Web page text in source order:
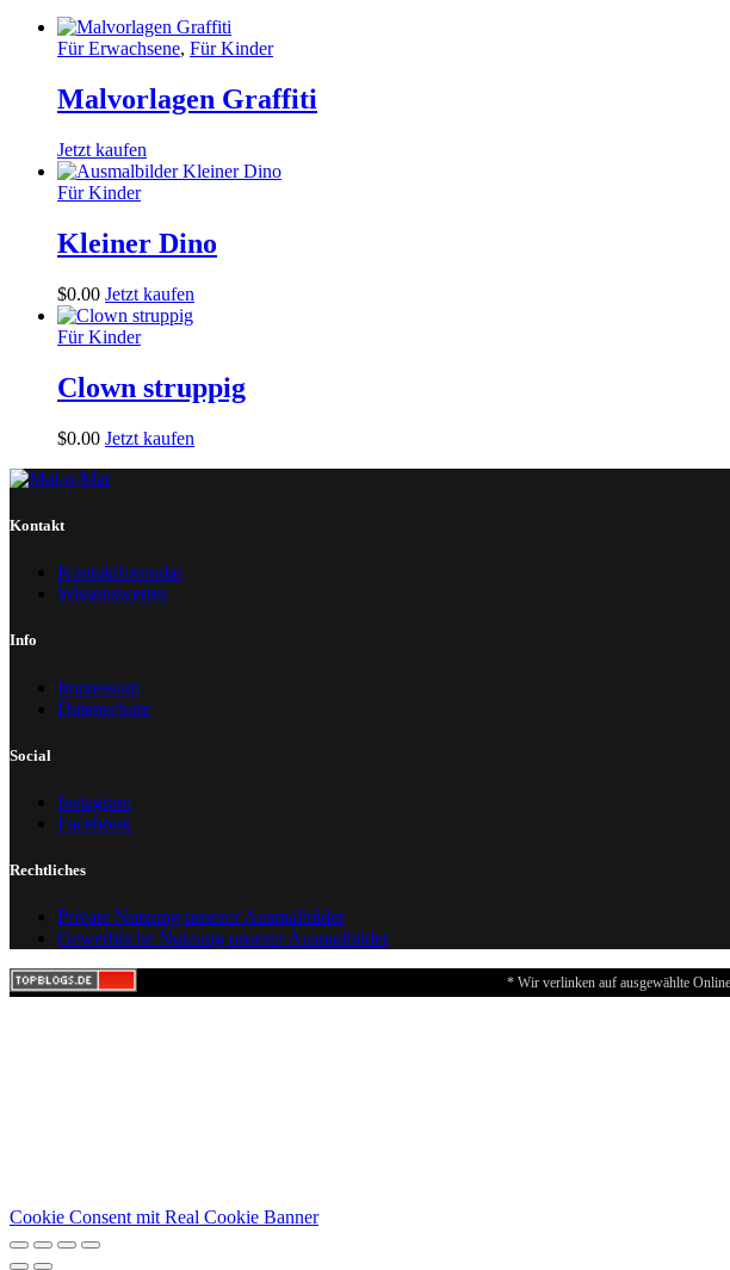
Für Erwachsene, Für Kinder
Malvorlagen Graffiti
Jetzt kaufen
Für Kinder
Kleiner Dino
$0.00 Jetzt kaufen
Für Kinder
Clown struppig
$0.00 Jetzt kaufen
Kontakt
Kontaktformular
Wissenswertes
Info
Impressum
Datenschutz
Social
Instagram
Facebook
Rechtliches
Private Nutzung unserer Ausmalbilder
Gewerbliche Nutzung unserer Ausmalbilder
* Wir verlinken auf ausgewählte
Cookie Consent mit Real Cookie Banner